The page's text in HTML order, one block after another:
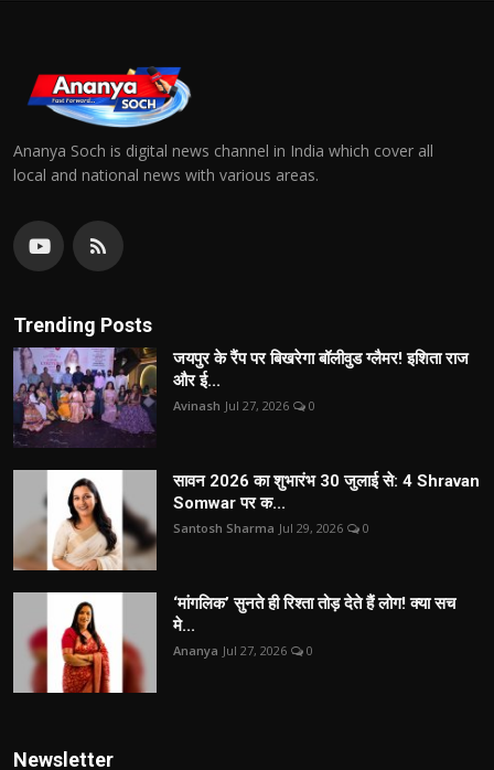
Ananya Soch is digital news channel in India which cover all
local and national news with various areas.
Trending Posts
जयपुर के रैंप पर बिखरेगा बॉलीवुड ग्लैमर! इशिता राज
और ई...
Avinash Jul 27, 2026 0
सावन 2026 का शुभारंभ 30 जुलाई से: 4 Shravan
Somwar पर क...
Santosh Sharma Jul 29, 2026 0
‘मांगलिक’ सुनते ही रिश्ता तोड़ देते हैं लोग! क्या सच
मे...
Ananya Jul 27, 2026 0
Newsletter